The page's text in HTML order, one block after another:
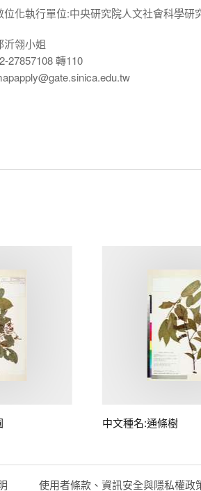
位化執行單位:中央研究院人文社會科學研
沂翎小姐
27857108 轉110
中文種名:通條樹
使用者條款、資訊安全與隱私權政